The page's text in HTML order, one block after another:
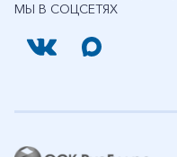
МЫ В СОЦСЕТЯХ